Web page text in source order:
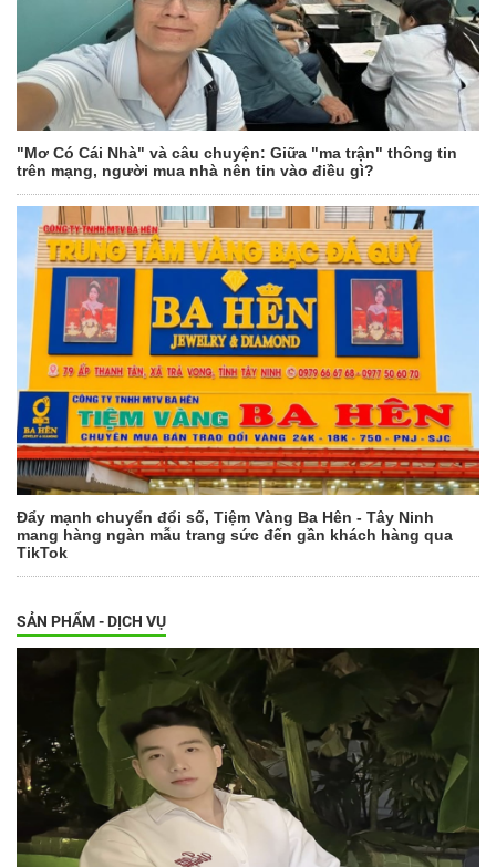
"Mơ Có Cái Nhà" và câu chuyện: Giữa "ma trận" thông tin
trên mạng, người mua nhà nên tin vào điều gì?
Đẩy mạnh chuyển đổi số, Tiệm Vàng Ba Hên - Tây Ninh
mang hàng ngàn mẫu trang sức đến gần khách hàng qua
TikTok
SẢN PHẨM - DỊCH VỤ